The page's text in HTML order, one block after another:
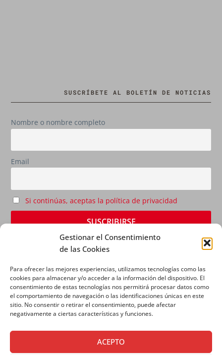
Gestionar el Consentimiento
de las Cookies
Para ofrecer las mejores experiencias, utilizamos tecnologías como las
cookies para almacenar y/o acceder a la información del dispositivo. El
consentimiento de estas tecnologías nos permitirá procesar datos como
el comportamiento de navegación o las identificaciones únicas en este
sitio. No consentir o retirar el consentimiento, puede afectar
negativamente a ciertas características y funciones.
ACEPTO
SUSCRÍBETE AL BOLETÍN DE NOTICIAS
Nombre o nombre completo
Email
Si continúas, aceptas la política de privacidad
AVISO LEGAL|POLÍTICA DE PRIVACIDAD|